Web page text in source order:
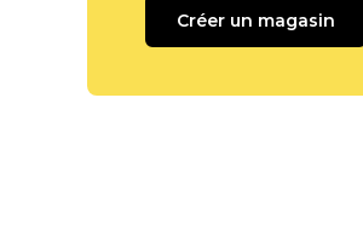
Créer un magasin